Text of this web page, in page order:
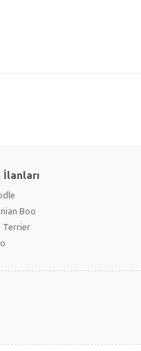
İlanları
Boo
Terrier